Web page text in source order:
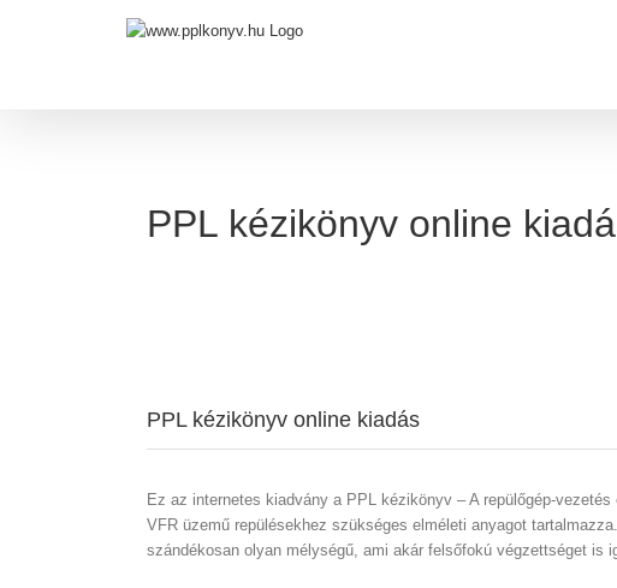
PPL kézikönyv online
PPL kézikönyv online kiadás
Ez az internetes kiadvány a PPL kézikönyv – A repülőgép-
VFR üzemű repülésekhez szükséges elméleti anyagot
szándékosan olyan mélységű, ami akár felsőfokú végzettséget is